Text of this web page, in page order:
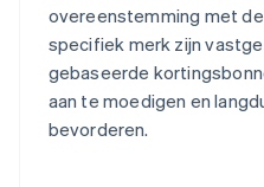
overeenstemming met
specifiek merk zijn
gebaseerde
aan te moedigen en
bevorderen.